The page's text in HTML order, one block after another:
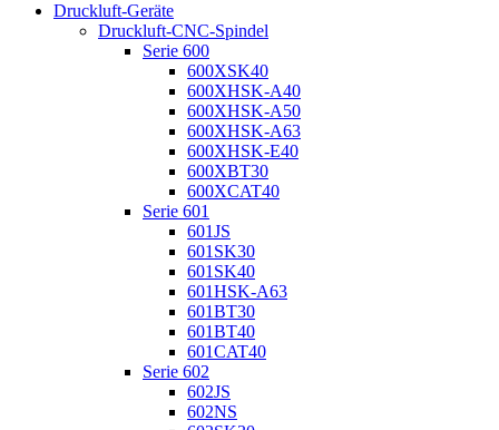
Druckluft-Geräte
Druckluft-CNC-Spindel
Serie 600
600XSK40
600XHSK-A40
600XHSK-A50
600XHSK-A63
600XHSK-E40
600XBT30
600XCAT40
Serie 601
601JS
601SK30
601SK40
601HSK-A63
601BT30
601BT40
601CAT40
Serie 602
602JS
602NS